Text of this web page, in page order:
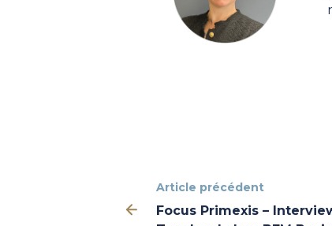
Article précédent
Focus Primexis –